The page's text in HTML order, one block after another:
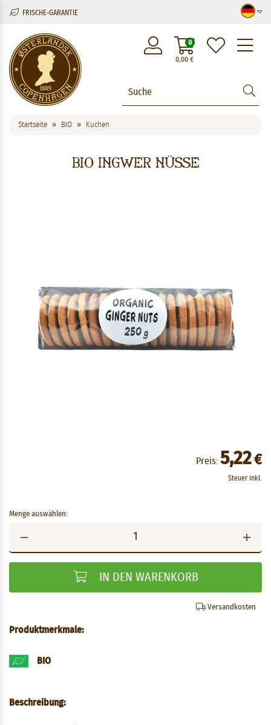
FRISCHE-GARANTIE
0,00€
0
Startseite BIO Kuchen
BIO Ingwer Nüsse
Preis: 5,22€
Steuer inkl.
Menge auswählen:
IN DEN WARENKORB
Versandkosten
Produktmerkmale:
BIO
Beschreibung: